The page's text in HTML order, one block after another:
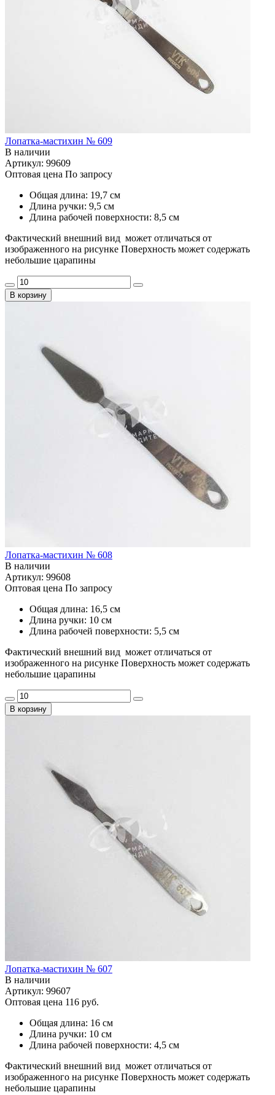
Лопатка-мастихин № 609
В наличии
Артикул: 99609
Оптовая цена По запросу
Общая длина: 19,7 см
Длина ручки: 9,5 см
Длина рабочей поверхности: 8,5 см
Фактический внешний вид может отличаться от
изображенного на рисунке Поверхность может содержать
небольшие царапины
В корзину
Лопатка-мастихин № 608
В наличии
Артикул: 99608
Оптовая цена По запросу
Общая длина: 16,5 см
Длина ручки: 10 см
Длина рабочей поверхности: 5,5 см
Фактический внешний вид может отличаться от
изображенного на рисунке Поверхность может содержать
небольшие царапины
В корзину
Лопатка-мастихин № 607
В наличии
Артикул: 99607
Оптовая цена 116 руб.
Общая длина: 16 см
Длина ручки: 10 см
Длина рабочей поверхности: 4,5 см
Фактический внешний вид может отличаться от
изображенного на рисунке Поверхность может содержать
небольшие царапины